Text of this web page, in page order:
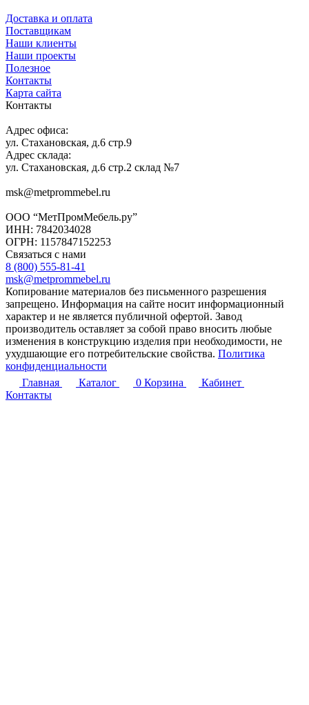
Доставка и оплата
Поставщикам
Наши клиенты
Наши проекты
Полезное
Контакты
Карта сайта
Контакты
Адрес офиса:
ул. Стахановская, д.6 стр.9
Адрес склада:
ул. Стахановская, д.6 стр.2 склад №7
msk@metprommebel.ru
ООО “МетПромМебель.ру”
ИНН: 7842034028
ОГРН: 1157847152253
Связаться с нами
8 (800) 555-81-41
msk@metprommebel.ru
Копирование материалов без письменного разрешения
запрещено. Информация на сайте носит информационный
характер и не является публичной офертой. Завод
производитель оставляет за собой право вносить любые
изменения в конструкцию изделия при необходимости, не
ухудшающие его потребительские свойства. Политика
конфиденциальности
Главная
Каталог 0 Корзина
Кабинет
Контакты